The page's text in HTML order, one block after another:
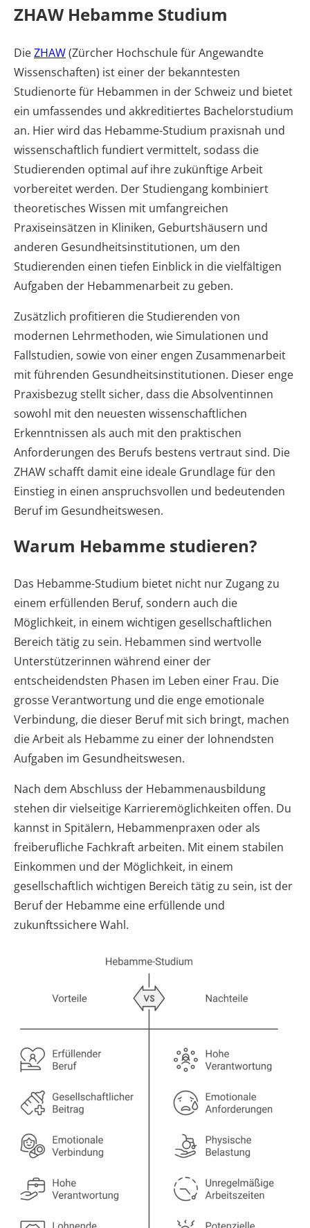
ZHAW Hebamme Studium
DieZHAW(Zürcher Hochschule für Angewandte
Wissenschaften) ist einer der bekanntesten
Studienorte für Hebammen in der Schweiz und bietet
ein umfassendes und akkreditiertes Bachelorstudium
an. Hier wird das Hebamme-Studium praxisnah und
wissenschaftlich fundiert vermittelt, sodass die
Studierenden optimal auf ihre zukünftige Arbeit
vorbereitet werden. Der Studiengang kombiniert
theoretisches Wissen mit umfangreichen
Praxiseinsätzen in Kliniken, Geburtshäusern und
anderen Gesundheitsinstitutionen, um den
Studierenden einen tiefen Einblick in die vielfältigen
Aufgaben der Hebammenarbeit zu geben.
Zusätzlich profitieren die Studierenden von
modernen Lehrmethoden, wie Simulationen und
Fallstudien, sowie von einer engen Zusammenarbeit
mit führenden Gesundheitsinstitutionen. Dieser enge
Praxisbezug stellt sicher, dass die Absolventinnen
sowohl mit den neuesten wissenschaftlichen
Erkenntnissen als auch mit den praktischen
Anforderungen des Berufs bestens vertraut sind. Die
ZHAW schafft damit eine ideale Grundlage für den
Einstieg in einen anspruchsvollen und bedeutenden
Beruf im Gesundheitswesen.
Warum Hebamme studieren?
Das Hebamme-Studium bietet nicht nur Zugang zu
einem erfüllenden Beruf, sondern auch die
Möglichkeit, in einem wichtigen gesellschaftlichen
Bereich tätig zu sein. Hebammen sind wertvolle
Unterstützerinnen während einer der
entscheidendsten Phasen im Leben einer Frau. Die
grosse Verantwortung und die enge emotionale
Verbindung, die dieser Beruf mit sich bringt, machen
die Arbeit als Hebamme zu einer der lohnendsten
Aufgaben im Gesundheitswesen.
Nach dem Abschluss der Hebammenausbildung
stehen dir vielseitige Karrieremöglichkeiten offen. Du
kannst in Spitälern, Hebammenpraxen oder als
freiberufliche Fachkraft arbeiten. Mit einem stabilen
Einkommen und der Möglichkeit, in einem
gesellschaftlich wichtigen Bereich tätig zu sein, ist der
Beruf der Hebamme eine erfüllende und
zukunftssichere Wahl.